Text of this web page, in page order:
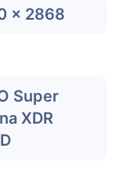
x 2868
Super
XDR